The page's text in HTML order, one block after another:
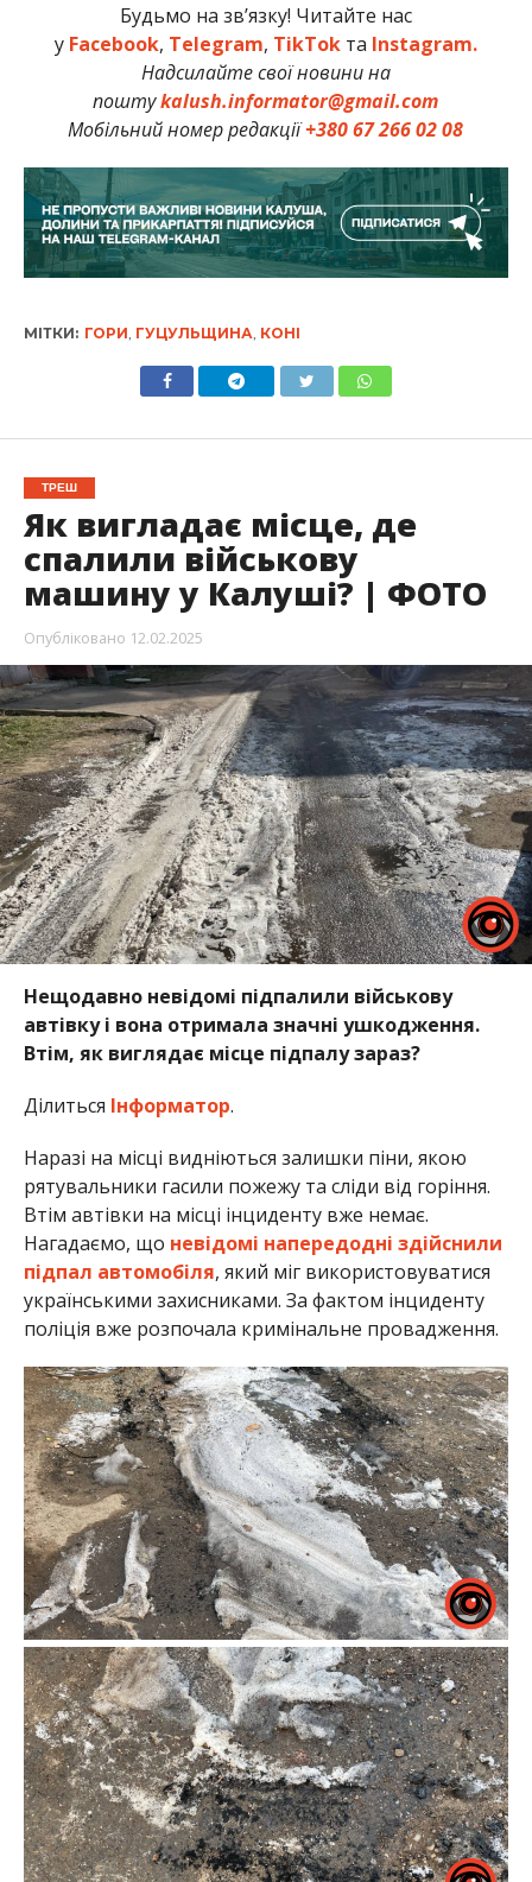
Будьмо на зв’язку! Читайте нас
у Facebook, Telegram, TikTokта Instagram.
Надсилайте свої новини на
поштуkalush.informator@gmail.com
Мобільний номер редакції+380 67 266 02 08
МІТКИ: ГОРИ, ГУЦУЛЬЩИНА, КОНІ
ТРЕШ
Як вигладає місце, де
спалили військову
машину у Калуші? | ФОТО
Опубліковано 12.02.2025
Нещодавно невідомі підпалили військову
автівку і вона отримала значні ушкодження.
Втім, як виглядає місце підпалу зараз?
Ділиться Інформатор.
Наразі на місці видніються залишки піни, якою
рятувальники гасили пожежу та сліди від горіння.
Втім автівки на місці інциденту вже немає.
Нагадаємо, що невідомі напередодні здійснили
підпал автомобіля, який міг використовуватися
українськими захисниками. За фактом інциденту
поліція вже розпочала кримінальне провадження.